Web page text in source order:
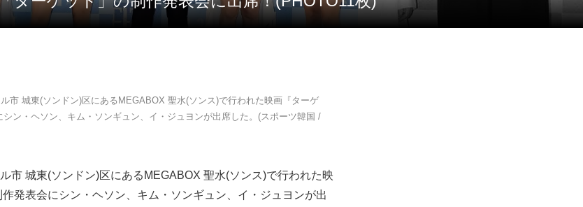
市 城東(ソンドン)区にあるMEGABOX 聖水(ソンス)で行われた映画『ターゲ
シン・ヘソン、キム・ソンギュン、イ・ジュヨンが出席した。(スポーツ韓国 /
市 城東(ソンドン)区にあるMEGABOX 聖水(ソンス)で行われた映
発表会にシン・ヘソン、キム・ソンギュン、イ・ジュヨンが出